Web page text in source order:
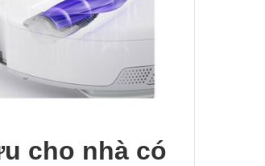
cho nhà có